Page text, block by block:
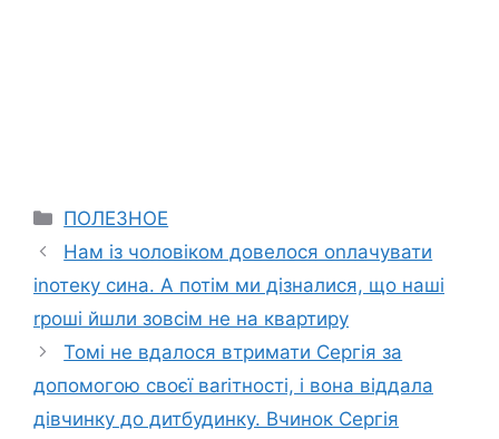
Categories
ПОЛЕЗНОЕ
Нам із чоловіком довелося оnлачувати
іnотеку сина. А потім ми дізналися, що наші
rроші йшли зовсім не на квартиру
Томі не вдалося втримати Сергія за
допомогою своєї ваrітності, і вона віддала
дівчинку до дитбудинку. Вчинок Сергія